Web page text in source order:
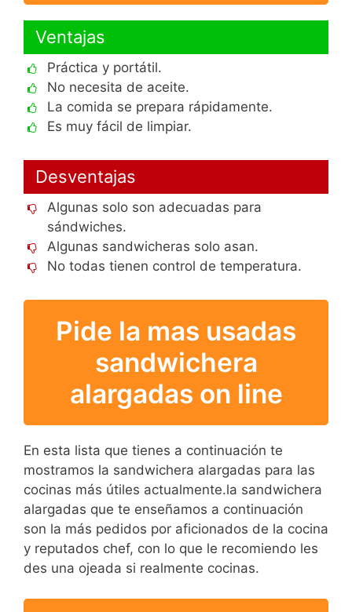
Ventajas
Práctica y portátil.
No necesita de aceite.
La comida se prepara rápidamente.
Es muy fácil de limpiar.
Desventajas
Algunas solo son adecuadas para
sándwiches.
Algunas sandwicheras solo asan.
No todas tienen control de temperatura.
Pide la mas usadas
sandwichera
alargadas on line
En esta lista que tienes a continuación te
mostramos la sandwichera alargadas para las
cocinas más útiles actualmente.la sandwichera
alargadas que te enseñamos a continuación
son la más pedidos por aficionados de la cocina
y reputados chef, con lo que le recomiendo les
des una ojeada si realmente cocinas.